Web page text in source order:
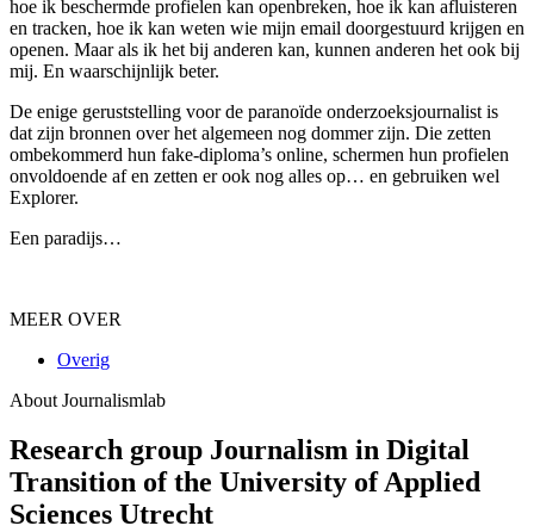
hoe ik beschermde profielen kan openbreken, hoe ik kan afluisteren
en tracken, hoe ik kan weten wie mijn email doorgestuurd krijgen en
openen. Maar als ik het bij anderen kan, kunnen anderen het ook bij
mij. En waarschijnlijk beter.
De enige geruststelling voor de paranoïde onderzoeksjournalist is
dat zijn bronnen over het algemeen nog dommer zijn. Die zetten
ombekommerd hun fake-diploma’s online, schermen hun profielen
onvoldoende af en zetten er ook nog alles op… en gebruiken wel
Explorer.
Een paradijs…
MEER OVER
Overig
About Journalismlab
Research group Journalism in Digital
Transition of the University of Applied
Sciences Utrecht